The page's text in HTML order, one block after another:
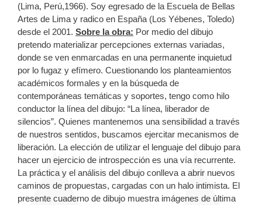
(Lima, Perú,1966). Soy egresado de la Escuela de Bellas
Artes de Lima y radico en España (Los Yébenes, Toledo)
desde el 2001. Sobre la obra: Por medio del dibujo
pretendo materializar percepciones externas variadas,
donde se ven enmarcadas en una permanente inquietud
por lo fugaz y efímero. Cuestionando los planteamientos
académicos formales y en la búsqueda de
contemporáneas temáticas y soportes, tengo como hilo
conductor la línea del dibujo: “La línea, liberador de
silencios”. Quienes mantenemos una sensibilidad a través
de nuestros sentidos, buscamos ejercitar mecanismos de
liberación. La elección de utilizar el lenguaje del dibujo para
hacer un ejercicio de introspección es una vía recurrente.
La práctica y el análisis del dibujo conlleva a abrir nuevos
caminos de propuestas, cargadas con un halo intimista. El
presente cuaderno de dibujo muestra imágenes de última